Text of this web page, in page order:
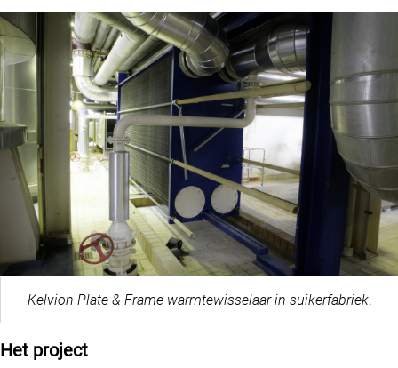
Kelvion Plate & Frame warmtewisselaar in suikerfabriek.
Het project